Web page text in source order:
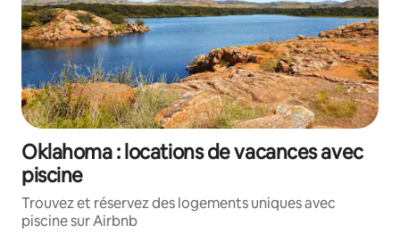
Oklahoma : locations de vacances avec
piscine
Trouvez et réservez des logements uniques avec
piscine sur Airbnb